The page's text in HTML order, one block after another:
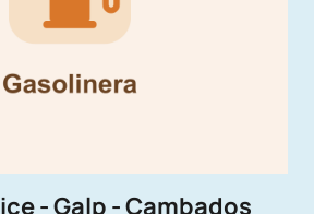
- Galp - Cambados